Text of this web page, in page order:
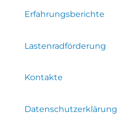
Erfahrungsberichte
Lastenradförderung
Kontakte
Datenschutzerklärung